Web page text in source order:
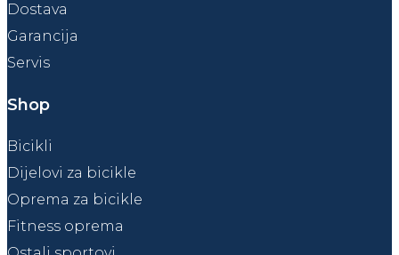
Dostava
Garancija
Servis
Shop
Bicikli
Dijelovi za bicikle
Oprema za bicikle
Fitness oprema